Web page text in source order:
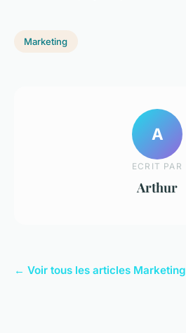
Marketing
A
ECRIT PAR
Arthur
← Voir tous les articles Marketing